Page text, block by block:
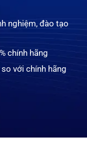
nghiệm, đào tạo
chính hãng
với chính hãng